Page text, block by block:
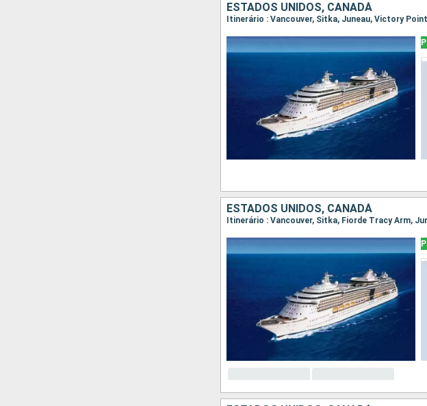
ESTADOS UNIDOS, CANADÁ
Itinerário : Vancouver, Sitka, Juneau, Victory
ESTADOS UNIDOS, CANADÁ
Itinerário : Vancouver, Sitka, Fiorde Tracy Arm,